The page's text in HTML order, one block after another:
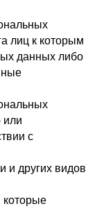
лиц к которым
данных либо
или
с
и других видов
которые